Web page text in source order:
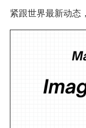
紧跟世界最新动态